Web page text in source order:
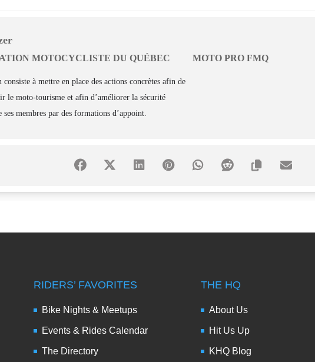
MOTOCYCLISTE DU QUÉBEC
consiste à mettre en place des actions concrètes afin de
le moto-tourisme et afin d’améliorer la sécurité
ses membres par des formations d’appoint.
MOTO PRO FMQ
RIDERS’ FAVORITES
Bike Nights & Meetups
Events & Rides Calendar
The Directory
THE HQ
About Us
Hit Us Up
KHQ Blog